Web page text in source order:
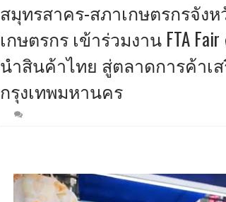
สมุทรสาคร-สภาเกษตรกรจัง
เกษตรกร เข้าร่วมงาน FTA
นำสินค้าไทย สู่ตลาดการค้าเ
กรุงเทพมหานคร